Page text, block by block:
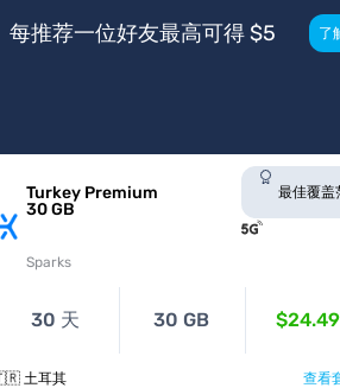
每推荐一位好友最高可得 $5 了
Turkey Premium
30 GB
Sparks
最佳覆盖
30 天 30 GB $24.49
土耳其 查看